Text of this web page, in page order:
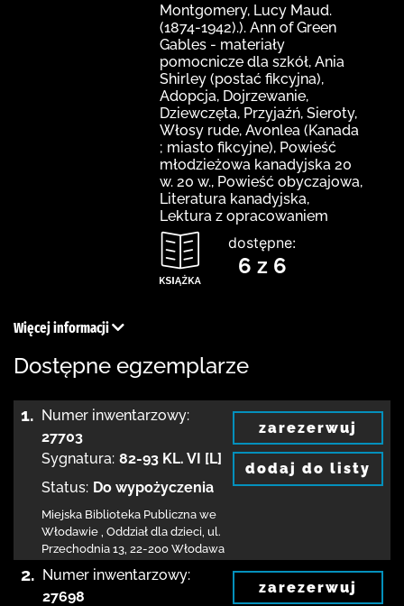
Montgomery, Lucy Maud.
(1874-1942).). Ann of Green
Gables - materiały
pomocnicze dla szkół, Ania
Shirley (postać fikcyjna),
Adopcja, Dojrzewanie,
Dziewczęta, Przyjaźń, Sieroty,
Włosy rude, Avonlea (Kanada
; miasto fikcyjne), Powieść
młodzieżowa kanadyjska 20
w. 20 w., Powieść obyczajowa,
Literatura kanadyjska,
Lektura z opracowaniem
dostępne:
6 z 6
Więcej informacji
Dostępne egzemplarze
1. Numer inwentarzowy:
27703
Sygnatura: 82-93 KL. VI [L]
Status: Do wypożyczenia
Miejska Biblioteka Publiczna we
Włodawie Oddział dla dzieci, ul.
Przechodnia 13 22-200 Włodawa
zarezerwuj
dodaj do listy
2. Numer inwentarzowy:
27698
zarezerwuj